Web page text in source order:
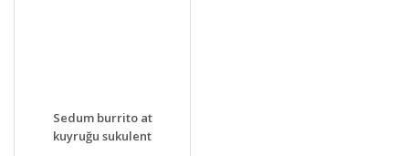
DETAYLAR
VER
Sedum burrito at
kuyruğu sukulent